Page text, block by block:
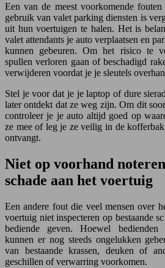
Een van de meest voorkomende
gebruik van valet parking diensten is
uit hun voertuigen te halen. Het is
valet attendants je auto verplaatsen en
kunnen gebeuren. Om het risico te
spullen verloren gaan of beschadigd
verwijderen voordat je je sleutels
Stel je voor dat je je laptop of dure
later ontdekt dat ze weg zijn. Om dit
controleer je je auto altijd goed op
ze mee of leg je ze veilig in de
ontvangt.
Niet op voorhand
schade aan het voertuig
Een andere fout die veel mensen over
voertuig niet inspecteren op bestaande
bediende geven. Hoewel
kunnen er nog steeds ongelukken
van bestaande krassen, deuken of
geschillen of verwarring voorkomen.